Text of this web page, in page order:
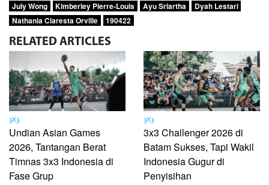
July Wong
Kimberley Pierre-Louis Ayu Sriartha
Dyah Lestari
Nathania Claresta Orville
190422
RELATED ARTICLES
3X3
Undian Asian Games
2026, Tantangan Berat
Timnas 3x3 Indonesia di
Fase Grup
3X3
3x3 Challenger 2026 di
Batam Sukses, Tapi Wakil
Indonesia Gugur di
Penyisihan